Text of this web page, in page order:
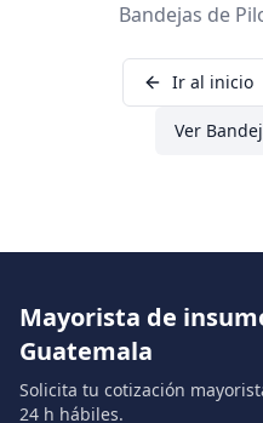
Bandejas de
Ir al inicio
Ver
Mayorista de
Guatemala
Solicita tu cotización
24 h hábiles.